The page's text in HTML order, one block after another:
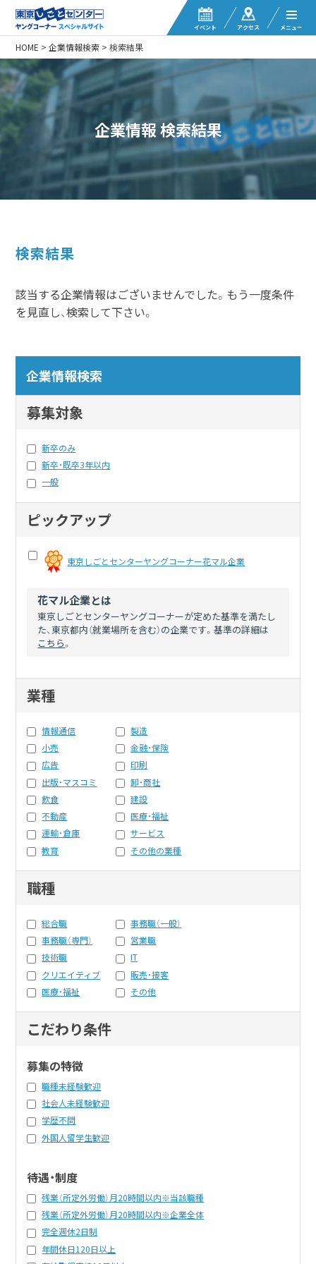
イベント アクセス メニュー
HOME >企業情報検索 >検索結果
企業情報 検索結果
検索結果
該当する企業情報はございませんでした。もう一度条件
を見直し、検索して下さい。
企業情報検索
募集対象
新卒のみ
新卒・既卒3年以内
一般
ピックアップ
東京しごとセンターヤングコーナー花マル企業
花マル企業とは
東京しごとセンターヤングコーナーが定めた基準を満たし
た、東京都内（就業場所を含む）の企業です。基準の詳細は
こちら。
業種
情報通信
製造
小売
金融・保険
広告
印刷
出版・マスコミ
卸・商社
飲食
建設
不動産
医療・福祉
運輸・倉庫
サービス
教育
その他の業種
職種
総合職
事務職（一般）
事務職（専門）
営業職
技術職
IT
クリエイティブ
販売・接客
医療・福祉
その他
こだわり条件
募集の特徴
職種未経験歓迎
社会人未経験歓迎
学歴不問
外国人留学生歓迎
待遇・制度
残業（所定外労働）月20時間以内※当該職種
残業（所定外労働）月20時間以内※企業全体
完全週休2日制
年間休日120日以上